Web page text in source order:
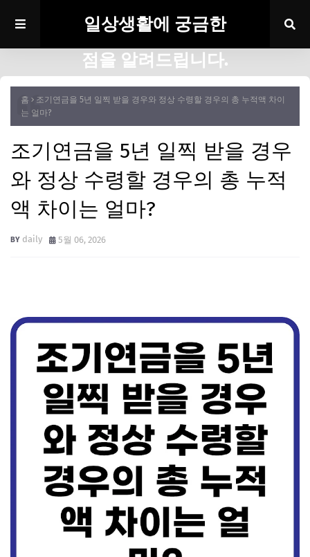
일상생활에 궁금한
점을 알려드립니다.
홈
조기연금을 5년 일찍 받을 경우와 정상 수령할 경우의 총 누적액 차이
는 얼마?
조기연금을 5년 일찍 받을 경우
와 정상 수령할 경우의 총 누적
액 차이는 얼마?
daily 5월 06, 2026